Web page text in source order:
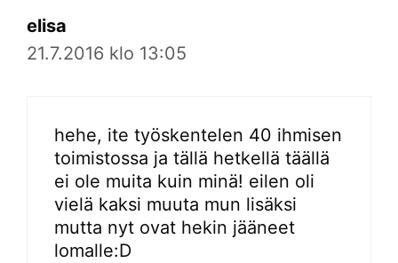
elisa
21.7.2016 klo 13:05
hehe, ite työskentelen 40 ihmisen
toimistossa ja tällä hetkellä täällä
ei ole muita kuin minä! eilen oli
vielä kaksi muuta mun lisäksi
mutta nyt ovat hekin jääneet
lomalle:D